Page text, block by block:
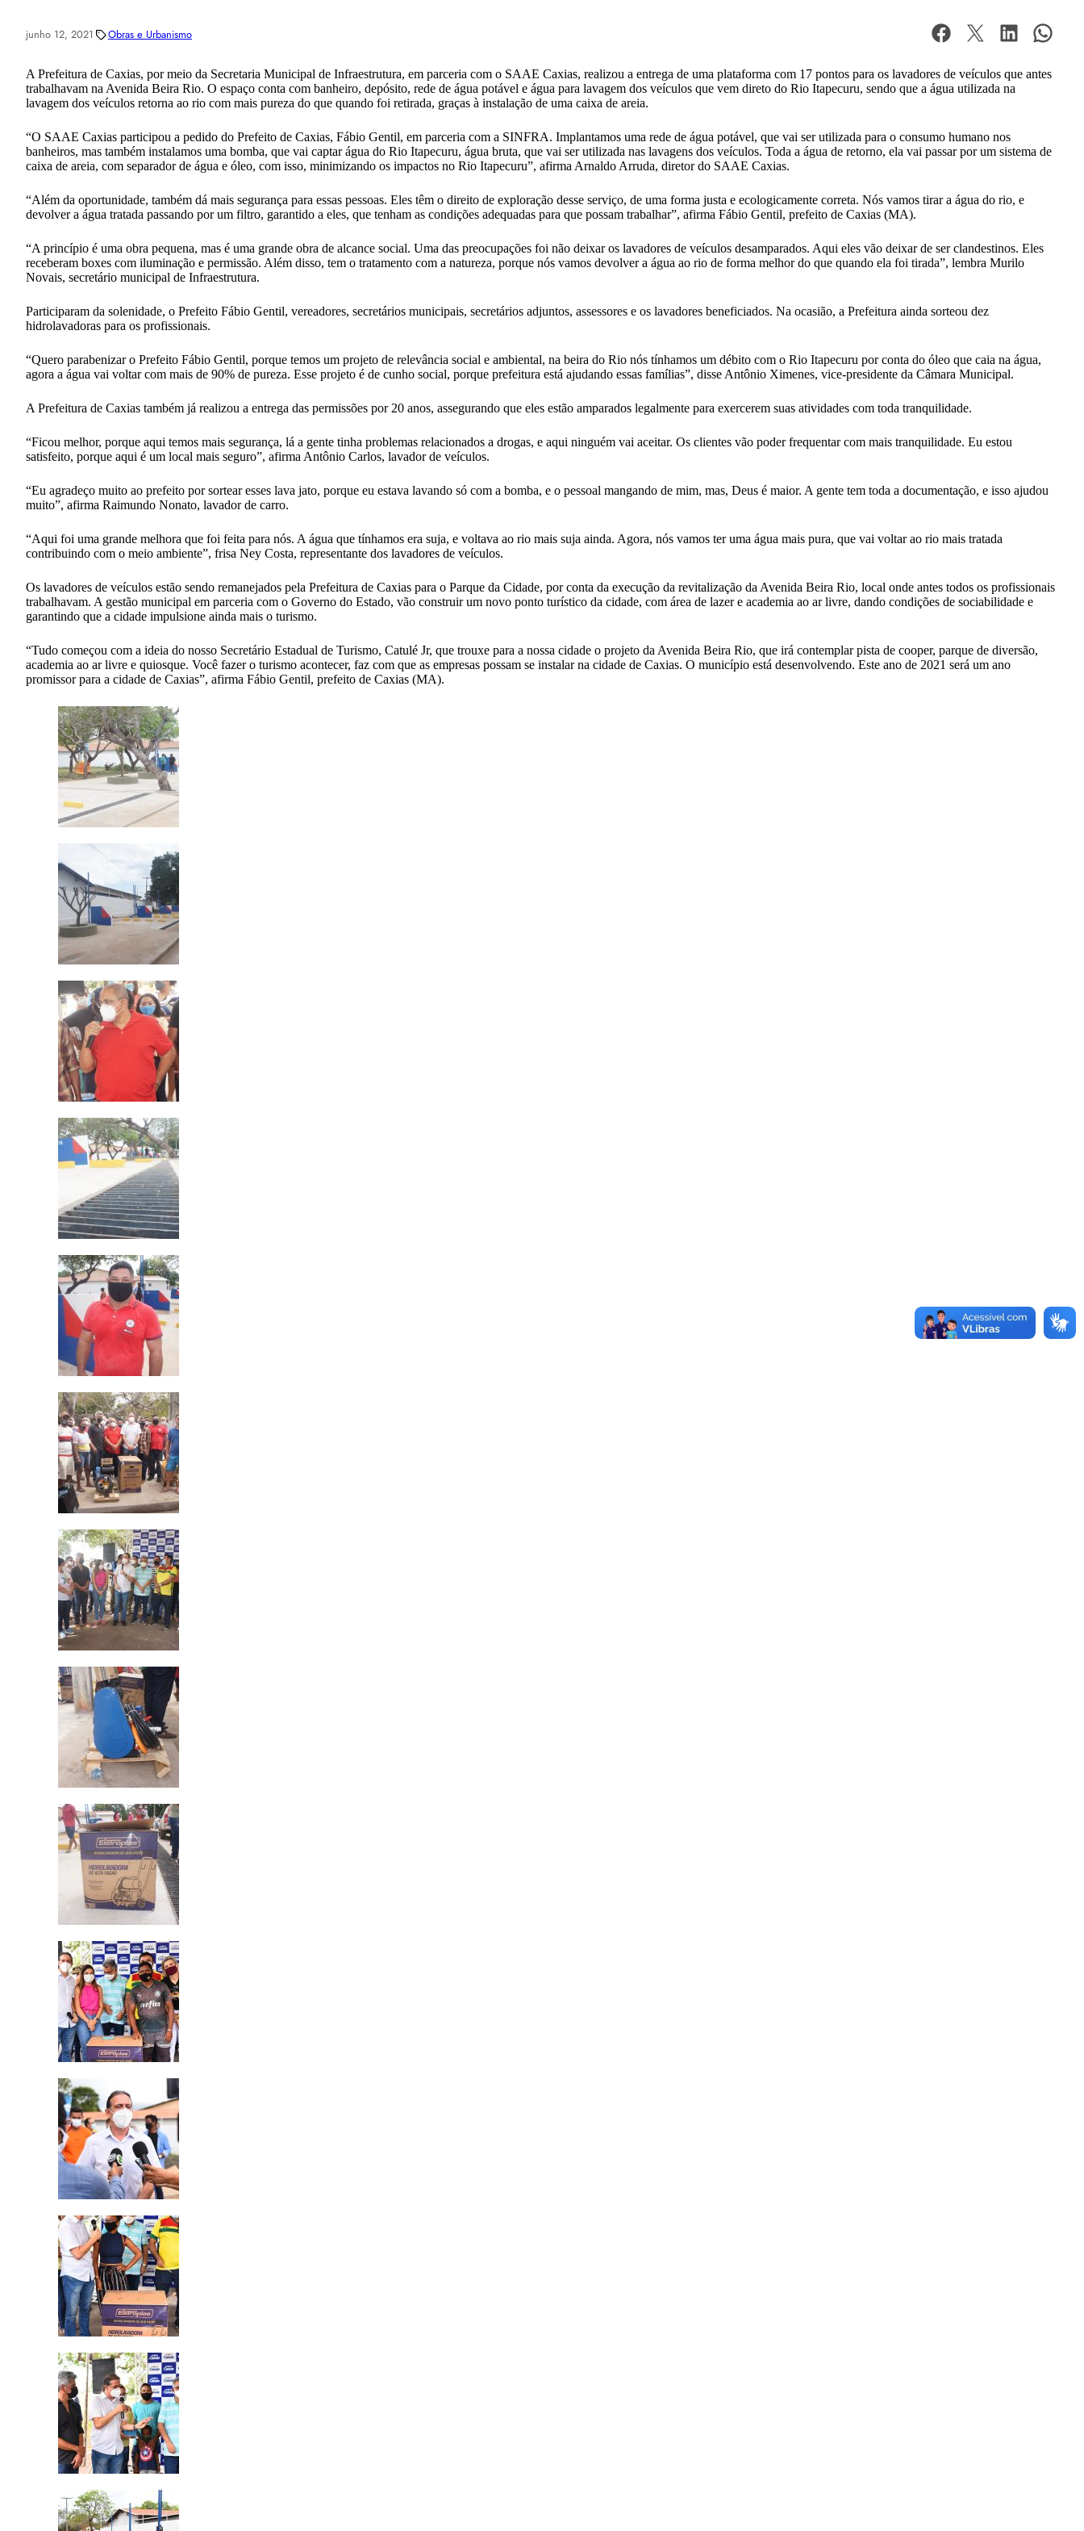
junho 12, 2021 Obras e Urbanismo
A Prefeitura de Caxias, por meio da Secretaria Municipal de Infraestrutura, em parceria com o SAAE Caxias, realizou a entrega de uma plataforma com 17 pontos para os lavadores de veículos que antes
trabalhavam na Avenida Beira Rio. O espaço conta com banheiro, depósito, rede de água potável e água para lavagem dos veículos que vem direto do Rio Itapecuru, sendo que a água utilizada na
lavagem dos veículos retorna ao rio com mais pureza do que quando foi retirada, graças à instalação de uma caixa de areia.
“O SAAE Caxias participou a pedido do Prefeito de Caxias, Fábio Gentil, em parceria com a SINFRA. Implantamos uma rede de água potável, que vai ser utilizada para o consumo humano nos
banheiros, mas também instalamos uma bomba, que vai captar água do Rio Itapecuru, água bruta, que vai ser utilizada nas lavagens dos veículos. Toda a água de retorno, ela vai passar por um sistema de
caixa de areia, com separador de água e óleo, com isso, minimizando os impactos no Rio Itapecuru”, afirma Arnaldo Arruda, diretor do SAAE Caxias.
“Além da oportunidade, também dá mais segurança para essas pessoas. Eles têm o direito de exploração desse serviço, de uma forma justa e ecologicamente correta. Nós vamos tirar a água do rio, e
devolver a água tratada passando por um filtro, garantido a eles, que tenham as condições adequadas para que possam trabalhar”, afirma Fábio Gentil, prefeito de Caxias (MA).
“A princípio é uma obra pequena, mas é uma grande obra de alcance social. Uma das preocupações foi não deixar os lavadores de veículos desamparados. Aqui eles vão deixar de ser clandestinos. Eles
receberam boxes com iluminação e permissão. Além disso, tem o tratamento com a natureza, porque nós vamos devolver a água ao rio de forma melhor do que quando ela foi tirada”, lembra Murilo
Novais, secretário municipal de Infraestrutura.
Participaram da solenidade, o Prefeito Fábio Gentil, vereadores, secretários municipais, secretários adjuntos, assessores e os lavadores beneficiados. Na ocasião, a Prefeitura ainda sorteou dez
hidrolavadoras para os profissionais.
“Quero parabenizar o Prefeito Fábio Gentil, porque temos um projeto de relevância social e ambiental, na beira do Rio nós tínhamos um débito com o Rio Itapecuru por conta do óleo que caia na água,
agora a água vai voltar com mais de 90% de pureza. Esse projeto é de cunho social, porque prefeitura está ajudando essas famílias”, disse Antônio Ximenes, vice-presidente da Câmara Municipal.
A Prefeitura de Caxias também já realizou a entrega das permissões por 20 anos, assegurando que eles estão amparados legalmente para exercerem suas atividades com toda tranquilidade.
“Ficou melhor, porque aqui temos mais segurança, lá a gente tinha problemas relacionados a drogas, e aqui ninguém vai aceitar. Os clientes vão poder frequentar com mais tranquilidade. Eu estou
satisfeito, porque aqui é um local mais seguro”, afirma Antônio Carlos, lavador de veículos.
“Eu agradeço muito ao prefeito por sortear esses lava jato, porque eu estava lavando só com a bomba, e o pessoal mangando de mim, mas, Deus é maior. A gente tem toda a documentação, e isso ajudou
muito”, afirma Raimundo Nonato, lavador de carro.
“Aqui foi uma grande melhora que foi feita para nós. A água que tínhamos era suja, e voltava ao rio mais suja ainda. Agora, nós vamos ter uma água mais pura, que vai voltar ao rio mais tratada
contribuindo com o meio ambiente”, frisa Ney Costa, representante dos lavadores de veículos.
Os lavadores de veículos estão sendo remanejados pela Prefeitura de Caxias para o Parque da Cidade, por conta da execução da revitalização da Avenida Beira Rio, local onde antes todos os profissionais
trabalhavam. A gestão municipal em parceria com o Governo do Estado, vão construir um novo ponto turístico da cidade, com área de lazer e academia ao ar livre, dando condições de sociabilidade e
garantindo que a cidade impulsione ainda mais o turismo.
“Tudo começou com a ideia do nosso Secretário Estadual de Turismo, Catulé Jr, que trouxe para a nossa cidade o projeto da Avenida Beira Rio, que irá contemplar pista de cooper, parque de diversão,
academia ao ar livre e quiosque. Você fazer o turismo acontecer, faz com que as empresas possam se instalar na cidade de Caxias. O município está desenvolvendo. Este ano de 2021 será um ano
promissor para a cidade de Caxias”, afirma Fábio Gentil, prefeito de Caxias (MA).